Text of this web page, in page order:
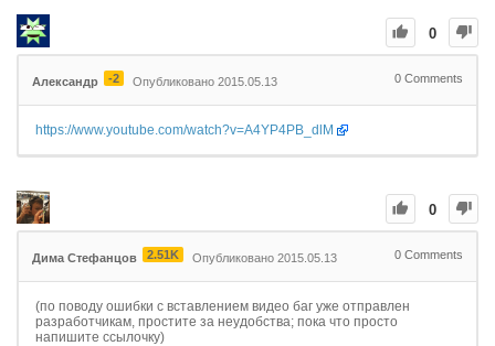
0
Александр -2 Опубликовано 2015.05.13 0 Comments
https://www.youtube.com/watch?v=A4YP4PB_dlM
0
Дима Стефанцов 2.51K Опубликовано 2015.05.13 0 Comments
(по поводу ошибки с вставлением видео баг уже отправлен
разработчикам, простите за неудобства; пока что просто
напишите ссылочку)